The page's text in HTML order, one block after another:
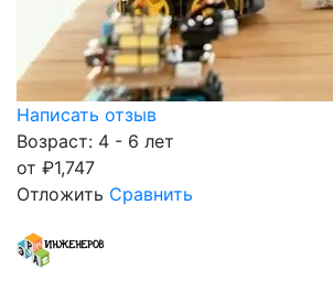
Написать отзыв
Возраст: 4 - 6 лет
от ₽1,747
Отложить Сравнить